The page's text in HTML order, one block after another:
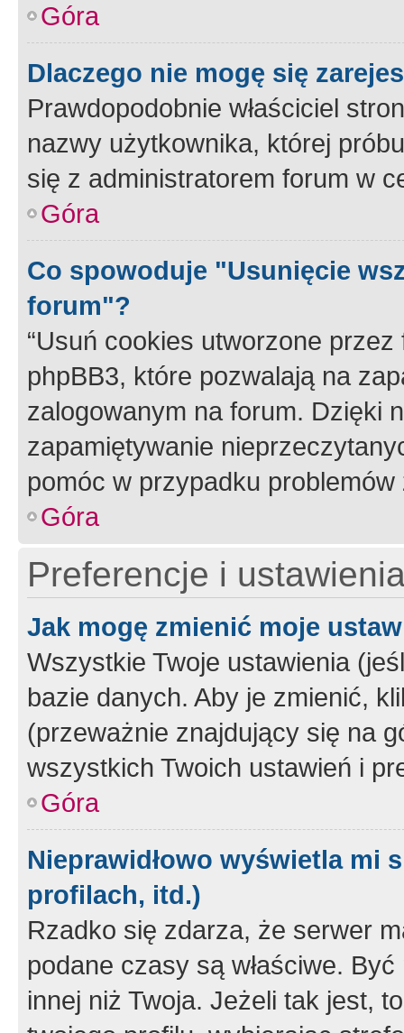
Góra
Dlaczego nie mogę się
Prawdopodobnie właściciel
nazwy użytkownika, której
się z administratorem forum w
Góra
Co spowoduje "Usunięcie
forum"?
“Usuń cookies utworzone
phpBB3, które pozwalają na
zalogowanym na forum. Dzięki
zapamiętywanie
pomóc w przypadku
Góra
Preferencje i
Jak mogę zmienić moje
Wszystkie Twoje ustawienia
bazie danych. Aby je zmienić,
(przeważnie znajdujący się na
wszystkich Twoich ustawień i
Góra
Nieprawidłowo wyświetla mi
profilach, itd.)
Rzadko się zdarza, że serwer
podane czasy są właściwe.
innej niż Twoja. Jeżeli tak jest,